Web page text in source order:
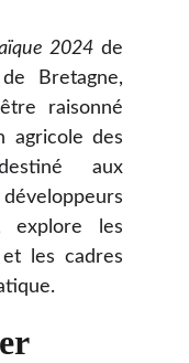
2024de
Bretagne,
raisonné
agricole des
aux
explore les
les cadres